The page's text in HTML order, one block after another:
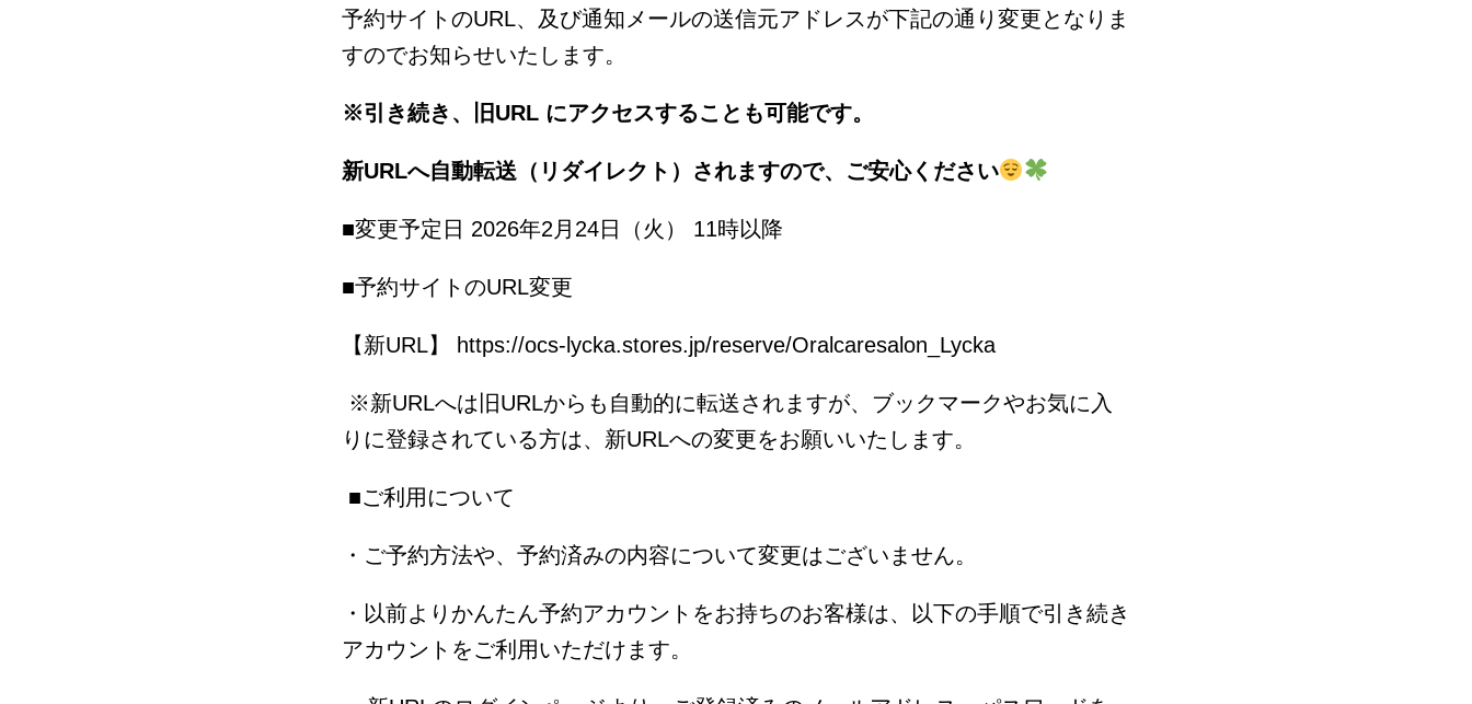
予約サイトのURL、及び通知メールの送信元アドレスが下記の通り変更となりま
すのでお知らせいたします。
※引き続き、旧URL にアクセスすることも可能です。
新URLへ自動転送（リダイレクト）されますので、ご安心ください
■変更予定日 2026年2月24日（火） 11時以降
■予約サイトのURL変更
【新URL】 https://ocs-lycka.stores.jp/reserve/Oralcaresalon_Lycka
※新URLへは旧URLからも自動的に転送されますが、ブックマークやお気に入
りに登録されている方は、新URLへの変更をお願いいたします。
■ご利用について
・ご予約方法や、予約済みの内容について変更はございません。
・以前よりかんたん予約アカウントをお持ちのお客様は、以下の手順で引き続き
アカウントをご利用いただけます。